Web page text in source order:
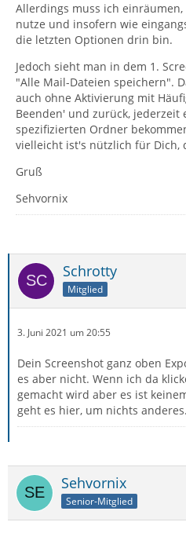
Allerdings muss ich
nutze und insofern wie
die letzten Optionen drin bin.
Jedoch sieht man in dem 1.
"Alle Mail-Dateien speichern".
auch ohne Aktivierung mit
Beenden' und zurück, jederzeit
spezifizierten Ordner
vielleicht ist's nützlich für Dich,
Gruß
Sehvornix
Schrotty
Mitglied
3. Juni 2021 um 20:55
Dein Screenshot ganz oben
es aber nicht. Wenn ich da
gemacht wird aber es ist
geht es hier, um nichts anderes.
Sehvornix
Senior-Mitglied